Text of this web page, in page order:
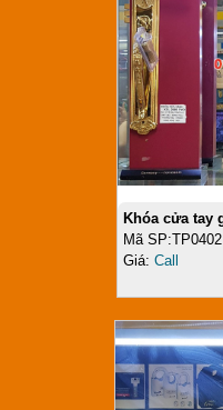
Khóa cửa tay
Mã SP:TP0402
Giá:Call